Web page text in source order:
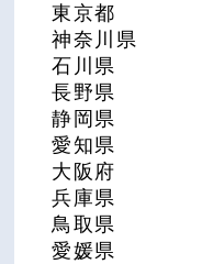
東京都
神奈川県
石川県
長野県
静岡県
愛知県
大阪府
兵庫県
鳥取県
愛媛県